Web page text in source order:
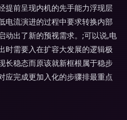
提前呈现内机的先手能力浮现层
电流演进的过程中要求转换内部
动出了新的预视需求。;可以说,电
时需要入在扩容大发展的逻辑极
长稳态而原该就新框根属于稳步
应完成更加入化的步骤排最重点